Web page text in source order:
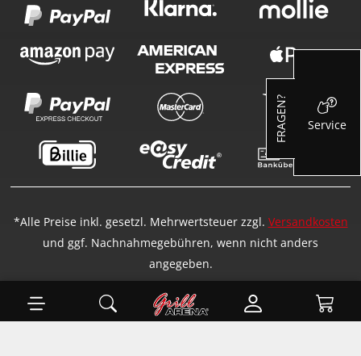
*Alle Preise inkl. gesetzl. Mehrwertsteuer zzgl. Versandkosten
und ggf. Nachnahmegebühren, wenn nicht anders
angegeben.
FRAGEN? Service